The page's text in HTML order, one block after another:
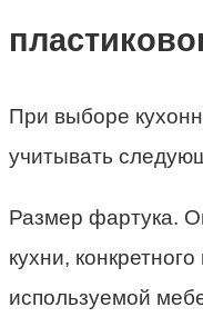
При выборе
учитывать
Размер фартука.
кухни,
используемой